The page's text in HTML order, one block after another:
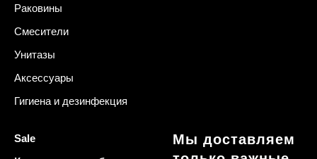
Раковины
Смесители
Унитазы
Аксессуары
Гигиена и дезинфекция
Sale
Мы доставляем